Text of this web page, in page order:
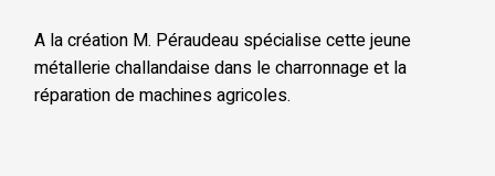
A la création M. Péraudeau spécialise cette jeune
métallerie challandaise dans le charronnage et la
réparation de machines agricoles.